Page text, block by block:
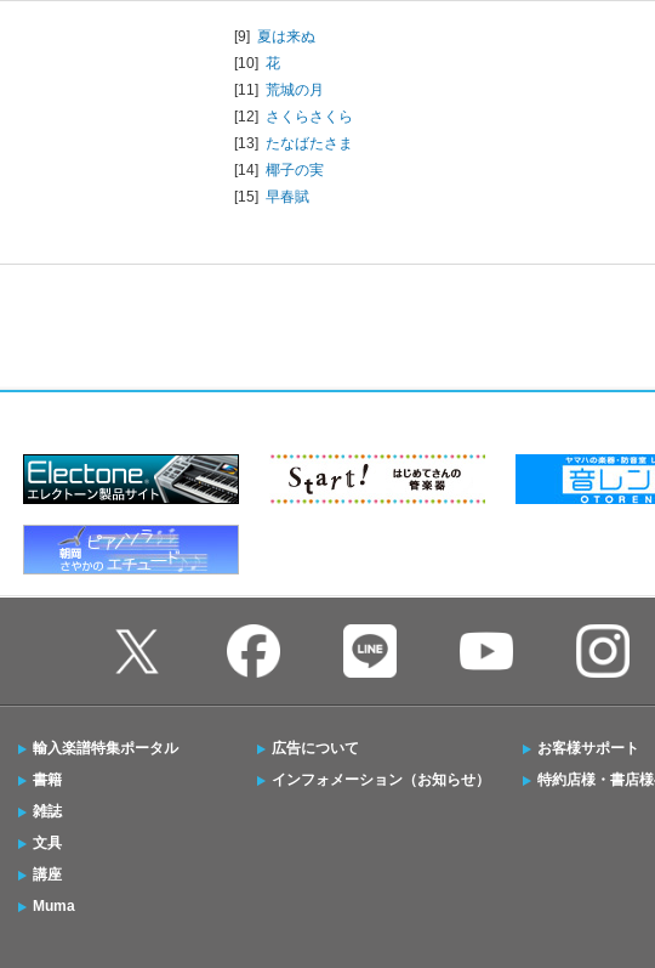
[9] 夏は来ぬ
[10] 花
[11] 荒城の月
[12] さくらさくら
[13] たなばたさま
[14] 椰子の実
[15] 早春賦
輸入楽譜特集ポータル
書籍
雑誌
文具
講座
Muma
広告について
インフォメーション（お知らせ）
お客様サポート
特約店様・書店